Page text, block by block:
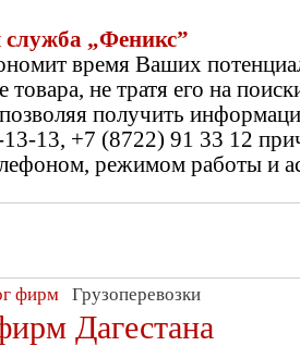
„Феникс”
время Ваших
товара, не тратя его на
получить
13, +7 (8722) 91 33 12
режимом работы и
фирм Грузоперевозки
Дагестана